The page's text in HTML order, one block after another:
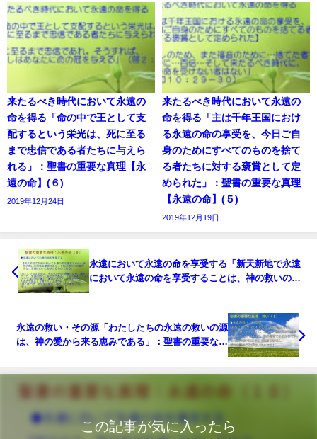
来たるべき時代において永遠の
命を得る「命の中で王として支
配するという栄光は、死に至る
まで忠信である者たちに与えら
れる」：聖書の重要な真理【永
遠の命】(６)
2019年12月24日
来たるべき時代において永遠の
命を得る「主は千年王国におけ
る永遠の命の享受を、今日ご自
身のためにすべてのものを捨て
る者たちに対する褒賞として定
められた」：聖書の重要な真理
【永遠の命】(５)
2019年12月19日
永遠において永遠の命を享受する「新天新地で永遠
において永遠の命を享受することは、神の救いの完
永遠の救い・その源「わたしたちの永遠の救いの源
は、神の愛から来る恵みである」：聖書の重要な真
この記事が気に入ったら